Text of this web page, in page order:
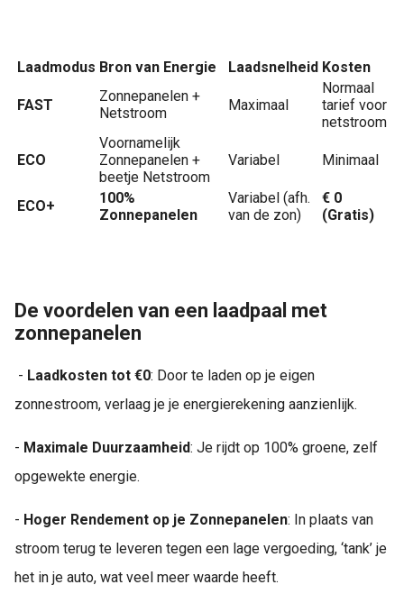
Laadmodus Bron van Energie Laadsnelheid Kosten
FAST
Zonnepanelen +
Netstroom
Maximaal
Normaal
tarief voor
netstroom
ECO
Voornamelijk
Zonnepanelen +
beetje Netstroom
Variabel Minimaal
ECO+
100%
Zonnepanelen
Variabel (afh.
van de zon)
€ 0
(Gratis)
De voordelen van een laadpaal met
zonnepanelen
- Laadkosten tot €0: Door te laden op je eigen
zonnestroom, verlaag je je energierekening aanzienlijk.
- Maximale Duurzaamheid: Je rijdt op 100% groene, zelf
opgewekte energie.
- Hoger Rendement op je Zonnepanelen: In plaats van
stroom terug te leveren tegen een lage vergoeding, ‘tank’ je
het in je auto, wat veel meer waarde heeft.